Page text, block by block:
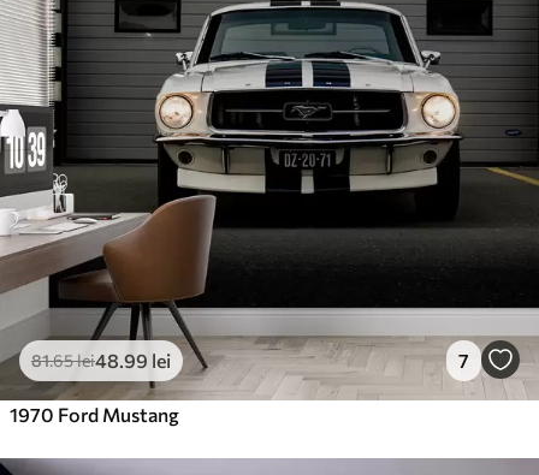
81.65lei48 .99 lei 7
1970 Ford Mustang